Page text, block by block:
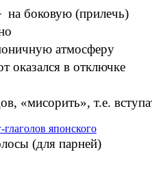
на боковую (прилечь)
атмосферу
оказался в отключке
«мисорить», т.е.
(для парней)